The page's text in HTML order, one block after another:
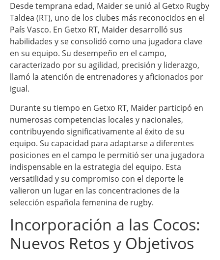
Desde temprana edad, Maider se unió al Getxo Rugby
Taldea (RT), uno de los clubes más reconocidos en el
País Vasco. En Getxo RT, Maider desarrolló sus
habilidades y se consolidó como una jugadora clave
en su equipo. Su desempeño en el campo,
caracterizado por su agilidad, precisión y liderazgo,
llamó la atención de entrenadores y aficionados por
igual.
Durante su tiempo en Getxo RT, Maider participó en
numerosas competencias locales y nacionales,
contribuyendo significativamente al éxito de su
equipo. Su capacidad para adaptarse a diferentes
posiciones en el campo le permitió ser una jugadora
indispensable en la estrategia del equipo. Esta
versatilidad y su compromiso con el deporte le
valieron un lugar en las concentraciones de la
selección española femenina de rugby.
Incorporación a las Cocos:
Nuevos Retos y Objetivos